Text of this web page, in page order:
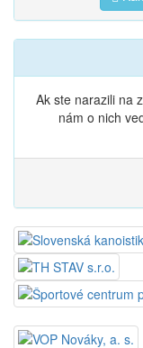
Ak ste narazili na
nám o nich